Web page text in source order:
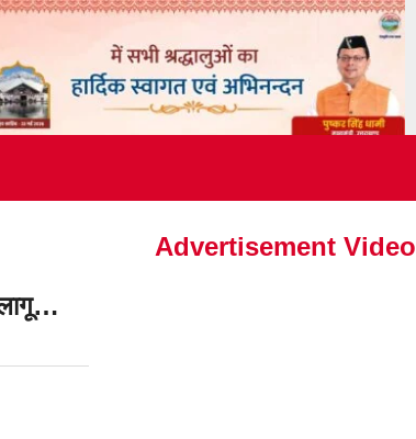
Advertisement Video